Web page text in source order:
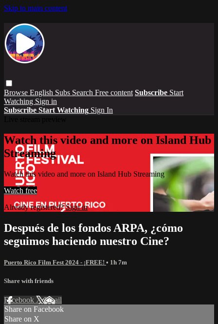
Skip to main content
Browse English Subs Search Free content Subscribe Start
Watching Sign in
Subscribe Start Watching Sign In
Watch this video and more on Island Hub
Streaming
Watch this video and more on Island Hub Streaming
Watch free
Already registered?Sign in
Después de los fondos ARPA, ¿cómo
seguimos haciendo nuestro Cine?
Puerto Rico Film Fest 2024 - ¡FREE! • 1h 7m
Share with friends
Facebook XEmail
Share on Facebook
Share on X